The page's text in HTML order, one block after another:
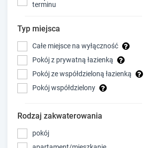
terminu
Typ miejsca
Całe miejsce na wyłączność
Pokój z prywatną łazienką
Pokój ze współdzieloną łazienką
Pokój współdzielony
Rodzaj zakwaterowania
pokój